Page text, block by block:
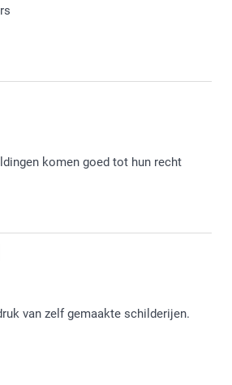
review. Heel fijn dat je blij bent met
komen goed tot hun recht
review. Fijn dat je blij bent met de
plezier er van!
van zelf gemaakte schilderijen.